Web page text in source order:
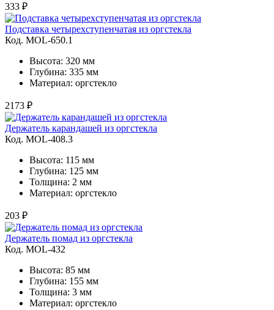
333 ₽
Подставка четырехступенчатая из оргстекла
Код. MOL-650.1
Высота: 320 мм
Глубина: 335 мм
Материал: оргстекло
2173 ₽
Держатель карандашей из оргстекла
Код. MOL-408.3
Высота: 115 мм
Глубина: 125 мм
Толщина: 2 мм
Материал: оргстекло
203 ₽
Держатель помад из оргстекла
Код. MOL-432
Высота: 85 мм
Глубина: 155 мм
Толщина: 3 мм
Материал: оргстекло